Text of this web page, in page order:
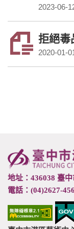
2023-06-
拒絕毒
2020-01-
地址：436038 臺
電話：(04)2627-